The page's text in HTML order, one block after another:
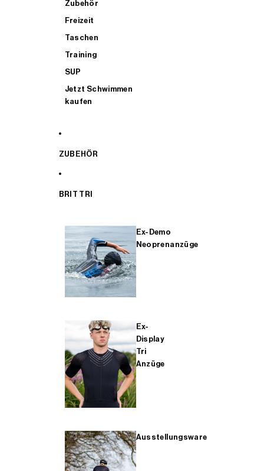
Zubehör
Freizeit
Taschen
Training
SUP
Jetzt Schwimmen
kaufen
ZUBEHÖR
BRIT TRI
Ex-Demo
Neoprenanzüge
Ex-
Display
Tri
Anzüge
Ausstellungsware